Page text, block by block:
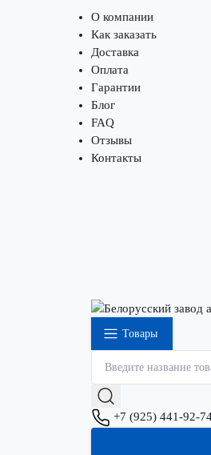
О компании
Как заказать
Доставка
Оплата
Гарантии
Блог
FAQ
Отзывы
Контакты
Товары
+7 (925) 441-92-